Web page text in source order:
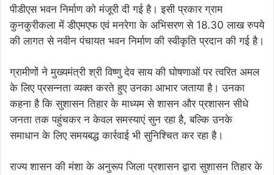
पीडीएस भवन निर्माण को मंजूरी दी गई है। इसी प्रकार ग्राम
कुनकुरीकला में डीएमएफ एवं मनरेगा के अभिसरण से 18.30 लाख रुपये
की लागत से नवीन पंचायत भवन निर्माण की स्वीकृति प्रदान की गई है।
ग्रामीणों ने मुख्यमंत्री श्री विष्णु देव साय की घोषणाओं पर त्वरित अमल
के लिए प्रसन्नता व्यक्त करते हुए उनका आभार जताया है। उनका
कहना है कि सुशासन तिहार के माध्यम से शासन और प्रशासन सीधे
जनता तक पहुंचकर न केवल समस्याएं सुन रहा है, बल्कि उनके
समाधान के लिए समयबद्ध कार्रवाई भी सुनिश्चित कर रहा है।
राज्य शासन की मंशा के अनुरूप जिला प्रशासन द्वारा सुशासन तिहार के